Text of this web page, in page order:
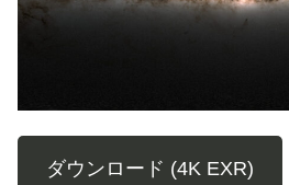
ダウンロード (4K EXR)